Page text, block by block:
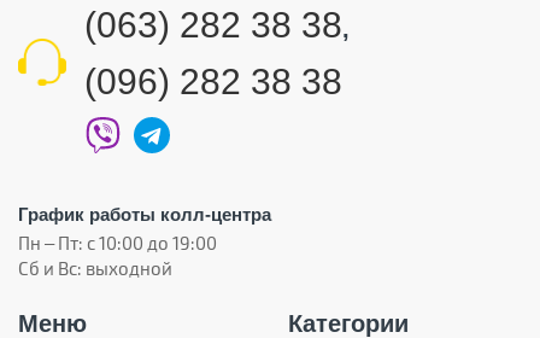
(063) 282 38 38,
(096) 282 38 38
График работы колл-центра
Пн – Пт: с 10:00 до 19:00
Сб и Вс: выходной
Меню Категории